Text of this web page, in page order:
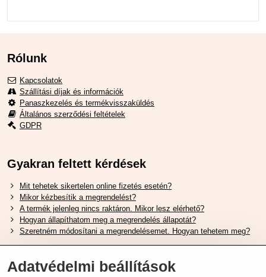
Rólunk
Kapcsolatok
Szállítási díjak és információk
Panaszkezelés és termékvisszaküldés
Általános szerződési feltételek
GDPR
Gyakran feltett kérdések
Mit tehetek sikertelen online fizetés esetén?
Mikor kézbesítik a megrendelést?
A termék jelenleg nincs raktáron. Mikor lesz elérhető?
Hogyan állapíthatom meg a megrendelés állapotát?
Szeretném módosítani a megrendelésemet. Hogyan tehetem meg?
Hasznos Linkek
Adatvédelmi beállítások